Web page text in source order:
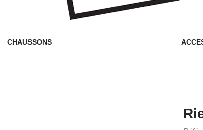
CHAUSSONS